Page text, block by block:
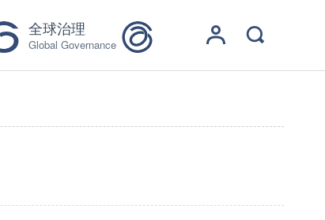
全球治理
Global Governance